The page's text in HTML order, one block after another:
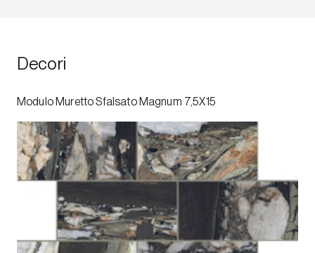
Decori
Modulo Muretto Sfalsato Magnum 7,5X15